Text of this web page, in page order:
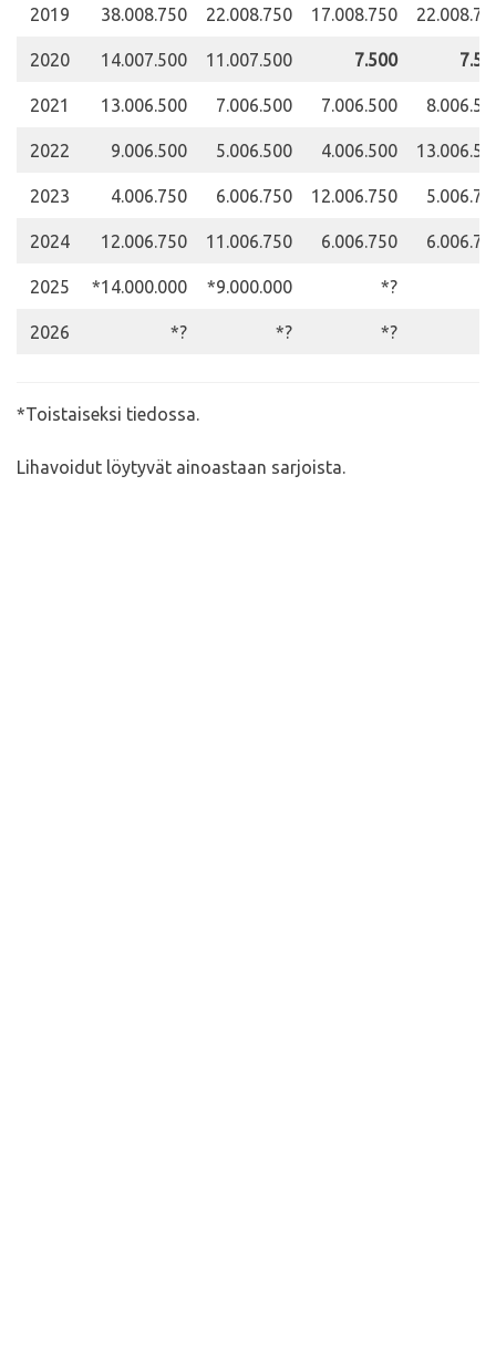
2019 38.008.750 22.008.750 17.008.750
2020 14.007.500 11.007.500 7.500
2021 13.006.500 7.006.500 7.006.500
2022 9.006.500 5.006.500 4.006.500
2023 4.006.750 6.006.750 12.006.750
2024 12.006.750 11.006.750 6.006.750
2025 *14.000.000 *9.000.000 *?
2026 *? *? *?
*Toistaiseksi tiedossa.
Lihavoidut löytyvät ainoastaan sarjoista.